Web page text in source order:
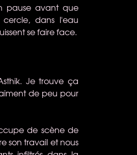
pause avant que
dans l'eau
se faire face.
Je trouve ça
de peu pour
de scène de
son travail et nous